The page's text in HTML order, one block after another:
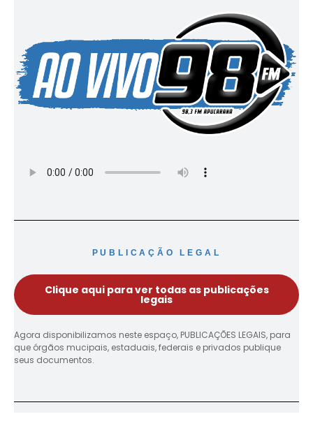
PUBLICAÇÃO LEGAL
Clique aqui para ver todas as publicações
legais
Agora disponibilizamos neste espaço, PUBLICAÇÕES LEGAIS, para
que órgãos mucipais, estaduais, federais e privados publique
seus documentos.